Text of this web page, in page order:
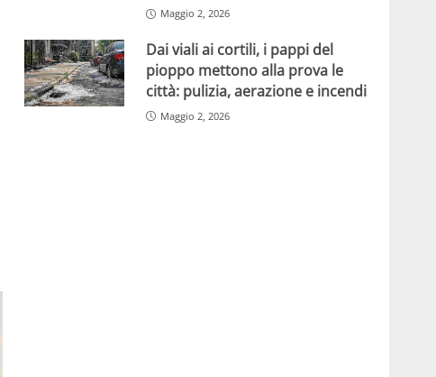
Maggio 2, 2026
Dai viali ai cortili, i pappi del
pioppo mettono alla prova le
città: pulizia, aerazione e incendi
Maggio 2, 2026